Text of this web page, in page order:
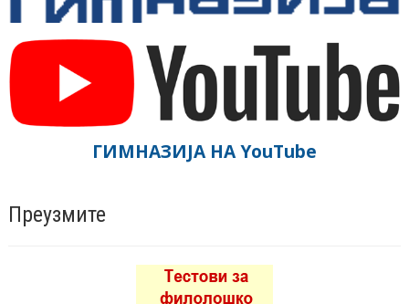
ГИМНАЗИЈА НА YouTube
Преузмите